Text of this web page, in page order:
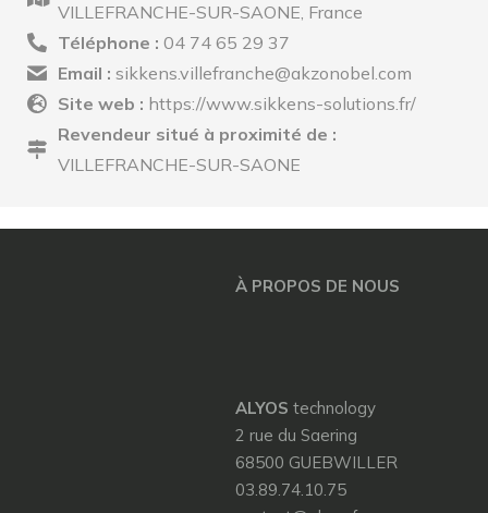
VILLEFRANCHE-SUR-SAONE, France
Téléphone : 04 74 65 29 37
Email : sikkens.villefranche@akzonobel.com
Site web : https://www.sikkens-solutions.fr/
Revendeur situé à proximité de :
VILLEFRANCHE-SUR-SAONE
À PROPOS DE NOUS
ALYOS technology
2 rue du Saering
68500 GUEBWILLER
03.89.74.10.75